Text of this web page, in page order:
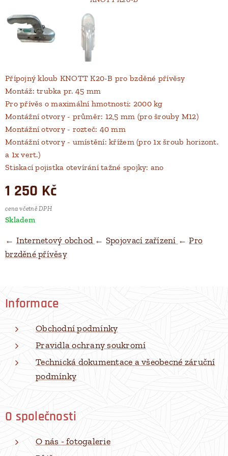
Přípojný kloub KNOTT K20-B pro bzděné přívěsy
Montáž: trubka pr. 45 mm
Pro přívěs o maximální hmotnosti: 2000 kg
Montážní otvory - průměr: 12,5 mm (pro šrouby M12)
Montážní otvory - rozteč: 40 mm
Montážní otvory - umístění: křížem (pro 1x šroub horizont.
a 1x vert.)
Stiskací pojistka otevírání tažné spojky: ano
1 250 Kč
cena včetně DPH
Skladem
← Internetový obchod ← Spojovací zařízení ←Pro
brzděné přívěsy
Informace
Obchodní podmínky
Pravidla ochrany soukromí
Technická dokumentace a všeobecné záruční
podmínky
O společnosti
O nás - fotogalerie